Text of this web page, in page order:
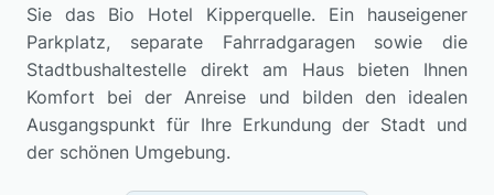
Sie das Bio Hotel Kipperquelle. Ein hauseigener
Parkplatz, separate Fahrradgaragen sowie die
Stadtbushaltestelle direkt am Haus bieten Ihnen
Komfort bei der Anreise und bilden den idealen
Ausgangspunkt für Ihre Erkundung der Stadt und
der schönen Umgebung.